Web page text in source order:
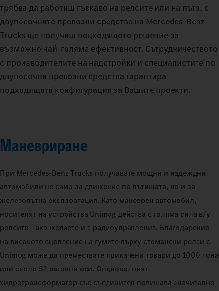
трябва да работиш гъвкаво на релсите или на пътя, с
двупосочните превозни средства на Mercedes‑Benz
Trucks ще получиш подходящото решение за
възможно най-голяма ефективност. Сътрудничеството
с производителите на надстройки и специалистите по
двупосочни превозни средства гарантира
подходящата конфигурация за Вашите проекти.
Маневриране
При Mercedes‑Benz Trucks получавате мощни и надеждни
автомобили не само за движение по пътищата, но и за
железопътна експлоатация. Като маневрен автомобил,
носителят на устройства Unimog действа с голяма сила в/у
релсите - ако желаете и с радиоуправление. Благодарение
на високото сцепление на гумите върху стоманени релси с
Unimog може да премествате прикачени товари до 1000 тона
или около 52 вагонни оси. Опционалният
хидротрансформатор със съединител повишава значително